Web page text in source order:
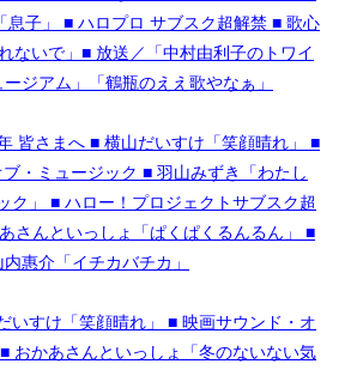
息子」 ■ ハロプロ サブスク超解禁 ■ 歌心
ないで」■ 放送／「中村由利子のトワイ
ジアム」「鶴瓶のええ歌やなぁ」
皆さまへ ■ 横山だいすけ「笑顔晴れ」 ■
・ミュージック ■ 羽山みずき「わたし
ク」 ■ ハロー！プロジェクトサブスク超
さんといっしょ「ぱくぱくるんるん」 ■
内惠介「イチカバチカ」
いすけ「笑顔晴れ」 ■ 映画サウンド・オ
おかあさんといっしょ「冬のないない気